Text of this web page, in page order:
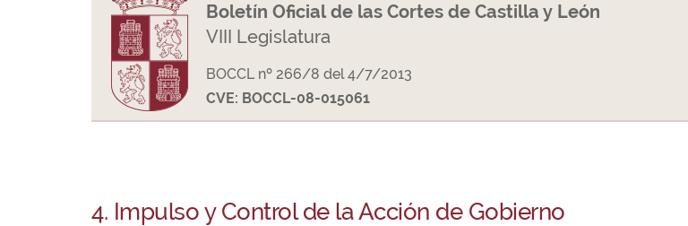
Boletín Oficial de las Cortes de Castilla y León
VIII Legislatura
BOCCL nº 266/8 del 4/7/2013
CVE: BOCCL-08-015061
4. Impulso y Control de la Acción de Gobierno